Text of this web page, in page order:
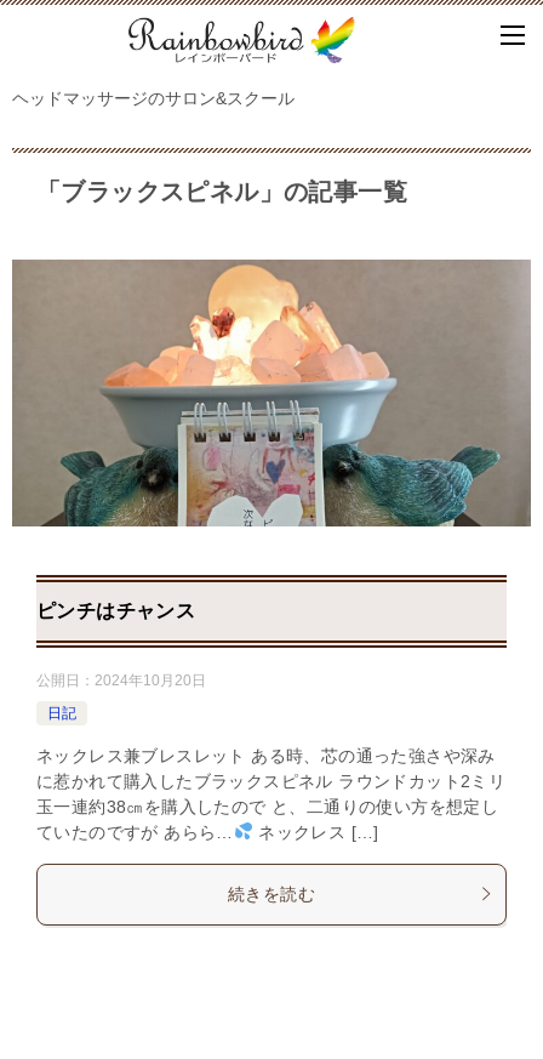
ヘッドマッサージのサロン&スクール
「ブラックスピネル」の記事一覧
ピンチはチャンス
公開日： 2024年10月20日
日記
ネックレス兼ブレスレット ある時、芯の通った強さや深み
に惹かれて購入したブラックスピネル ラウンドカット2ミリ
玉一連約38㎝を購入したので と、二通りの使い方を想定し
ていたのですが あらら…
ネックレス […]
続きを読む